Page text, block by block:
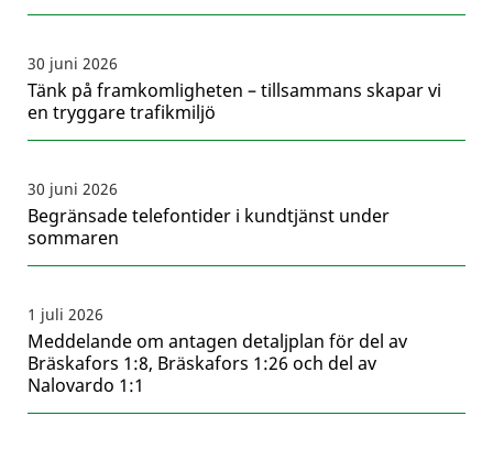
30 juni 2026
Tänk på framkomligheten – tillsammans skapar vi
en tryggare trafikmiljö
30 juni 2026
Begränsade telefontider i kundtjänst under
sommaren
1 juli 2026
Meddelande om antagen detaljplan för del av
Bräskafors 1:8, Bräskafors 1:26 och del av
Nalovardo 1:1